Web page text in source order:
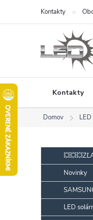
obsah
Kontakty
Kontakty
Domov
o
č
n
Preskočiť
kategórie
Novinky
LED